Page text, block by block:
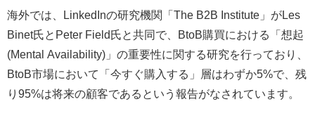
海外では、LinkedInの研究機関「The B2B Institute」がLes
Binet氏とPeter Field氏と共同で、BtoB購買における「想起
(Mental Availability)」の重要性に関する研究を行っており、
BtoB市場において「今すぐ購入する」層はわずか5%で、残
り95%は将来の顧客であるという報告がなされています。